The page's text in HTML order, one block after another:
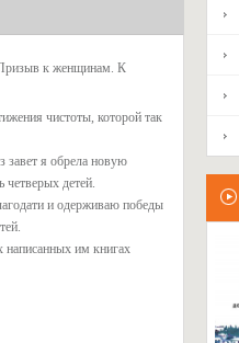
Призыв к женщинам. К
чистоты, которой так
завет я обрела новую
четверых детей.
и одерживаю победы
им книгах